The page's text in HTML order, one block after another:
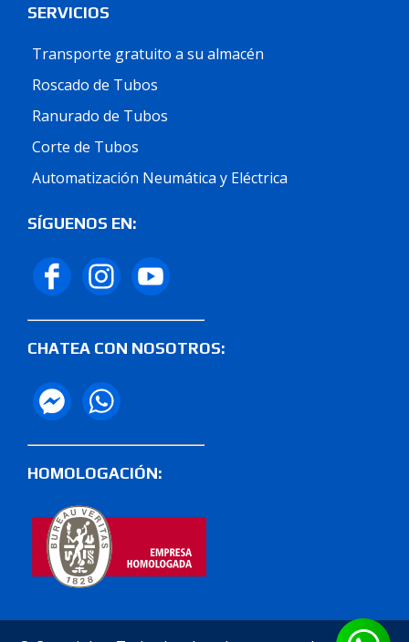
SERVICIOS
Transporte gratuito a su almacén
Roscado de Tubos
Ranurado de Tubos
Corte de Tubos
Automatización Neumática y Eléctrica
SÍGUENOS EN:
CHATEA CON NOSOTROS:
HOMOLOGACIÓN: